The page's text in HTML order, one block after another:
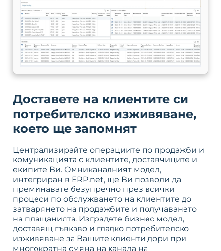
Доставете на клиентите си
потребителско изживяване,
което ще запомнят
Централизирайте операциите по продажби и
комуникацията с клиентите, доставчиците и
екипите Ви. Омниканалният модел,
интегриран в ERP.net, ще Ви позволи да
преминавате безупречно през всички
процеси по обслужването на клиентите до
затварянето на продажбите и получаването
на плащанията. Изградете бизнес модел,
доставящ гъвкаво и гладко потребителско
изживяване за Вашите клиенти дори при
многократна смяна на канала на